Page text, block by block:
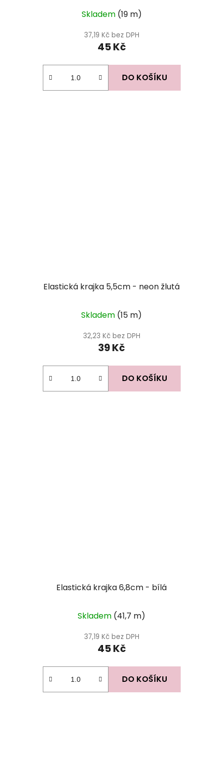
Skladem (19 m)
37,19 Kč bez DPH
45 Kč
DO KOŠÍKU
Elastická krajka 5,5cm - neon žlutá
Skladem (15 m)
32,23 Kč bez DPH
39 Kč
DO KOŠÍKU
Elastická krajka 6,8cm - bílá
Skladem (41,7 m)
37,19 Kč bez DPH
45 Kč
DO KOŠÍKU